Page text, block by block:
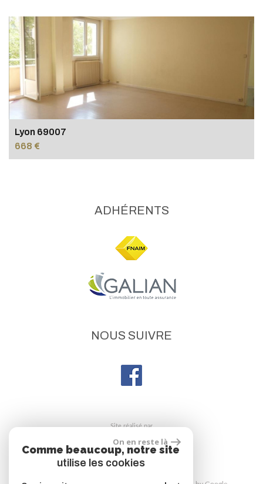
Lyon 69007
668 €
NOUS SUIVRE
ADHÉRENTS
site réalisé par
On en reste là
Comme beaucoup, notre site
utilise les cookies